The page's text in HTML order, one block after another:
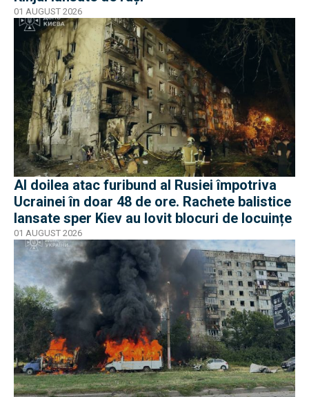
01 AUGUST 2026
Al doilea atac furibund al Rusiei împotriva
Ucrainei în doar 48 de ore. Rachete balistice
lansate sper Kiev au lovit blocuri de locuințe
01 AUGUST 2026